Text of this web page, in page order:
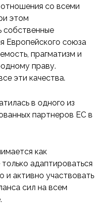
со всеми
этом
собственные
Европейского союза
прагматизм и
праву.
эти качества.
в одного из
партнеров ЕС в
как
адаптироваться
и активно участвовать
сил на всем